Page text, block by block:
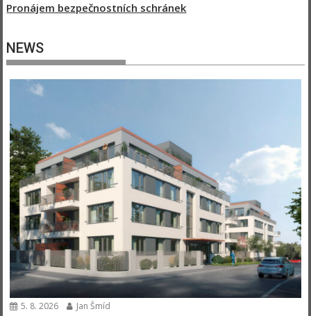
Pronájem bezpečnostních schránek
NEWS
5. 8. 2026 Jan Šmíd